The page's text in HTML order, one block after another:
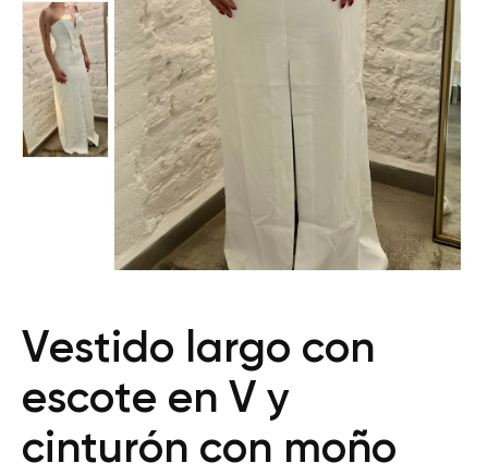
Vestido largo con
escote en V y
cinturón con moño